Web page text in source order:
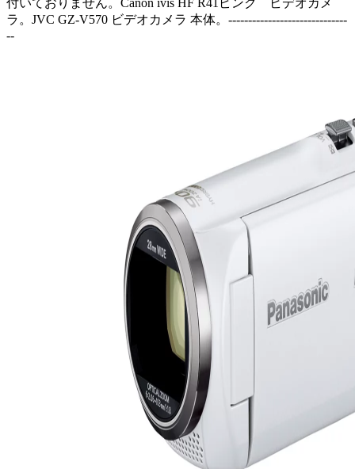
ラ。JVC GZ-V570 ビデオカメラ 本体。------------------------------
--